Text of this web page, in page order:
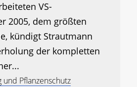
VS-
2005, dem größten
kündigt Strautmann
der kompletten
und Pflanzenschutz